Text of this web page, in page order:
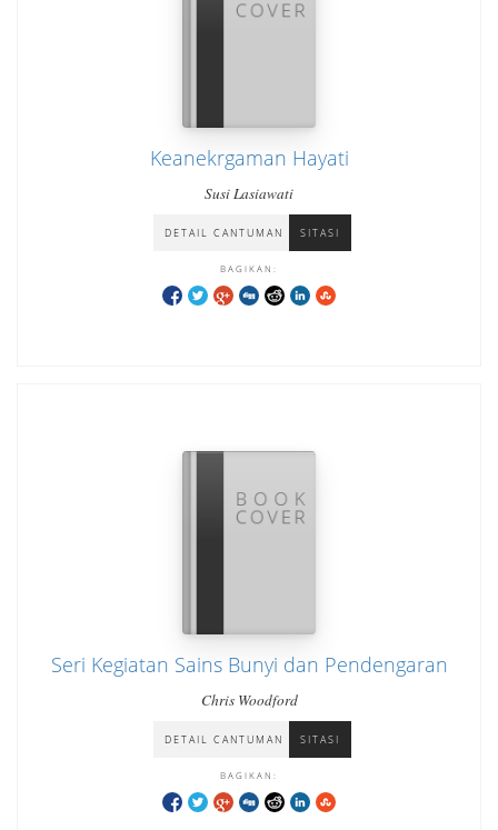
Keanekrgaman Hayati
Susi Lasiawati
DETAIL CANTUMAN SITASI
BAGIKAN:
Seri Kegiatan Sains Bunyi dan Pendengaran
Chris Woodford
DETAIL CANTUMAN SITASI
BAGIKAN: